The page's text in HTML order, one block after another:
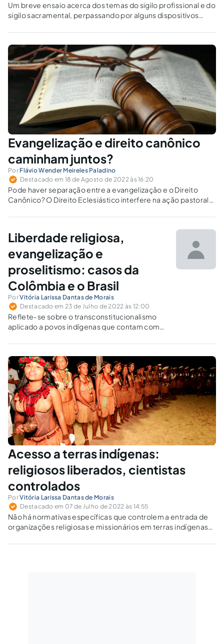
Um breve ensaio acerca dos temas do sigilo profissional e do
sigilo sacramental, perpassando por alguns dispositivos
apresentando possíveis semelhanças e/ou divergências.
Evangelização e direito canônico
caminham juntos?
Por Flávio Wender Meireles Paladino
Destacado em 18 de Agosto de 2022 às 16:20
Pode haver separação entre a evangelização e o Direito
Canônico? O Direito Eclesiástico interfere na ação pastoral
Liberdade religiosa,
evangelização e
proselitismo: casos da
Colômbia e o Brasil
PorVitória Larissa Dantas de Morais
Destacado em 23 de Julho de 2022 às 12:00
Reflete-se sobre o transconstitucionalismo
aplicado a povos indígenas que contam com
forma diferente de um estilo de organização
influenciado pelos dogmas cristãos.
Acesso a terras indígenas:
religiosos liberados, cientistas
controlados
PorVitória Larissa Dantas de Morais
Destacado em 07 de Julho de 2022 às 14:55
Não há normativas específicas que controlem a entrada de
organizações religiosas e missionários em terras indígenas